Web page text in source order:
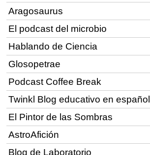
Aragosaurus
El podcast del microbio
Hablando de Ciencia
Glosopetrae
Podcast Coffee Break
Twinkl Blog educativo en español
El Pintor de las Sombras
AstroAfición
Blog de Laboratorio